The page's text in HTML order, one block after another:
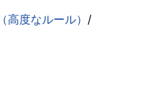
高度なルール） /